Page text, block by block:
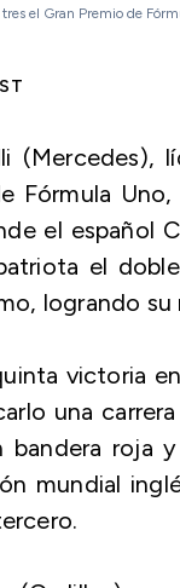
el Gran Premio de
(Mercedes),
Fórmula
el español
el
logrando su
victoria
una
bandera roja
mundial